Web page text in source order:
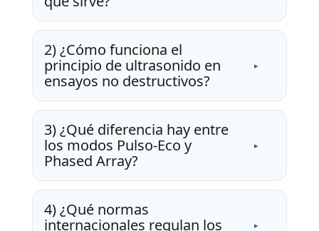
2) ¿Cómo funciona el
principio de ultrasonido en
ensayos no destructivos?
3) ¿Qué diferencia hay entre
los modos Pulso-Eco y
Phased Array?
4) ¿Qué normas
internacionales regulan los